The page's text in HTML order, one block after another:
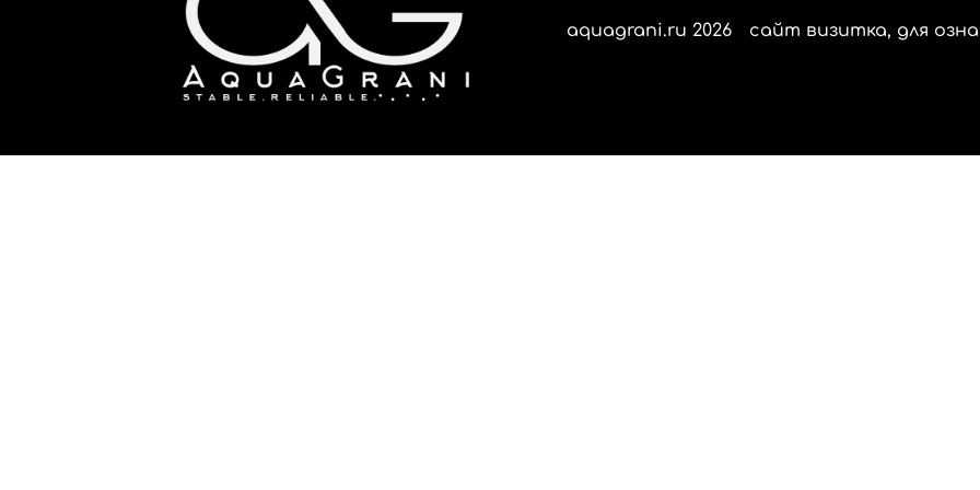
aquagrani.ru 2026 сайт визитка, для